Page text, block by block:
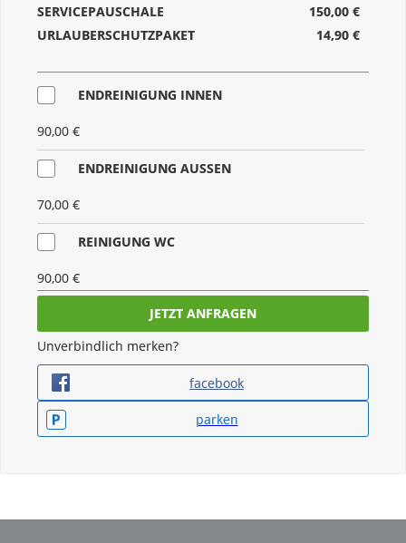
SERVICEPAUSCHALE
150,00 €
URLAUBERSCHUTZPAKET
14,90 €
ENDREINIGUNG INNEN
90,00 €
ENDREINIGUNG AUSSEN
70,00 €
REINIGUNG WC
90,00 €
ANHÄNGERKUPPLUNG WENN VORHANDEN
50,00 €
FAHRRADTRÄGER WENN VORHAND.
50,00 €
Unverbindlich merken?
facebook
parken